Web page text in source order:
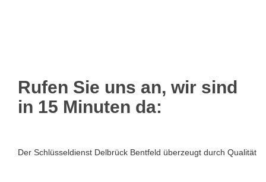
Rufen Sie uns an, wir sind
in 15 Minuten da:
Der Schlüsseldienst Delbrück Bentfeld überzeugt durch Qualität